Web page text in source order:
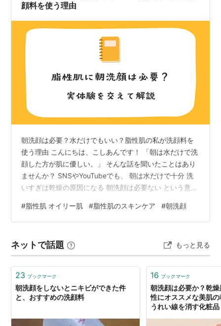
顔料を使う理由
朝洗顔は必要？水だけでもいい？脂性肌の私が洗顔料を
使う理由 こんにちは、こしあんです！ 「朝は水だけで洗
顔した方が肌に優しい。」 そんな話を聞いたことはあり
ませんか？ SNSやYouTubeでも、 朝は水だけで十分 洗
いすぎは乾燥の原因になる 朝洗顔は必要ない という意見
起きた瞬間から顔がベタベタしている……」 という状態
でした。 「水だけで本当に大丈夫なの？」 そう思って実
で試したこともありました。 今回は、脂性肌の私がいろ
いろ試した経験をもとに、 朝洗顔は本当に必要なのか 水
だけ洗顔と…
#脂性肌 オイリー肌 #脂性肌のスキンケア #朝洗顔
ネットで話題 もっと見る
23 ブックマーク
朝洗顔をしないとニキビができた件
と、おすすめの洗顔料
16 ブックマーク
朝洗顔は必要か？乾
性にオススメな美肌
うれい線を消す化粧